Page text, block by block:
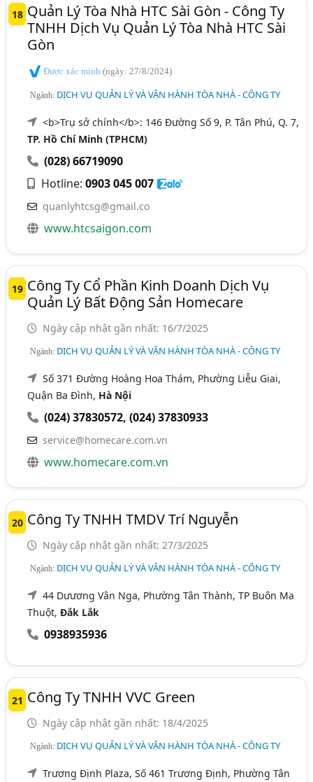
18 Quản Lý Tòa Nhà HTC Sài Gòn - Công Ty
TNHH Dịch Vụ Quản Lý Tòa Nhà HTC Sài
Gòn
Được xác minh(ngày: 27/8/2024)
Ngành: DỊCH VỤ QUẢN LÝ VÀ VẬN HÀNH TÒA NHÀ - CÔNG TY
<b>Trụ sở chính</b>: 146 Đường Số 9, P. Tân Phú, Q. 7,
TP. Hồ Chí Minh (TPHCM)
(028) 66719090
Hotline:0903 045 007
quanlyhtcsg@gmail.co
www.htcsaigon.com
19 Công Ty Cổ Phần Kinh Doanh Dịch Vụ
Quản Lý Bất Động Sản Homecare
Ngày cập nhật gần nhất: 16/7/2025
Ngành: DỊCH VỤ QUẢN LÝ VÀ VẬN HÀNH TÒA NHÀ - CÔNG TY
Số 371 Đường Hoàng Hoa Thám, Phường Liễu Giai,
Quận Ba Đình, Hà Nội
(024) 37830572,(024) 37830933
service@homecare.com.vn
www.homecare.com.vn
20 Công Ty TNHH TMDV Trí Nguyễn
Ngày cập nhật gần nhất: 27/3/2025
Ngành: DỊCH VỤ QUẢN LÝ VÀ VẬN HÀNH TÒA NHÀ - CÔNG TY
44 Dưương Vân Nga, Phường Tân Thành, TP Buôn Ma
Thuột,Đắk Lắk
0938935936
21 Công Ty TNHH VVC Green
Ngày cập nhật gần nhất: 18/4/2025
Ngành: DỊCH VỤ QUẢN LÝ VÀ VẬN HÀNH TÒA NHÀ - CÔNG TY
Trương Định Plaza, Số 461 Trương Định, Phường Tân